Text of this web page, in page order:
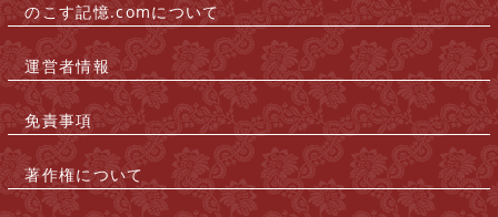
のこす記憶.comについて
運営者情報
免責事項
著作権について